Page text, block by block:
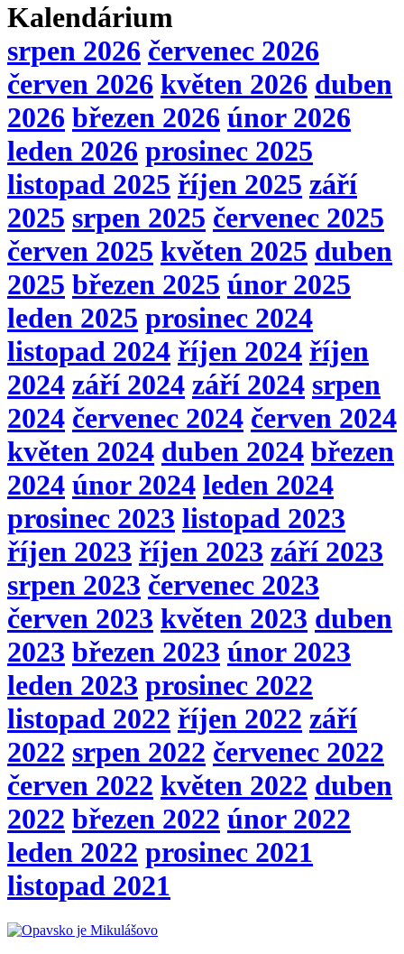
Kalendárium
srpen 2026 červenec 2026
červen 2026 květen 2026 duben
2026 březen 2026 únor 2026
leden 2026 prosinec 2025
listopad 2025 říjen 2025 září
2025 srpen 2025 červenec 2025
červen 2025 květen 2025 duben
2025 březen 2025 únor 2025
leden 2025 prosinec 2024
listopad 2024 říjen 2024 říjen
2024 září 2024 září 2024 srpen
2024 červenec 2024 červen 2024
květen 2024 duben 2024 březen
2024 únor 2024 leden 2024
prosinec 2023 listopad 2023
říjen 2023 říjen 2023 září 2023
srpen 2023 červenec 2023
červen 2023 květen 2023 duben
2023 březen 2023 únor 2023
leden 2023 prosinec 2022
listopad 2022 říjen 2022 září
2022 srpen 2022 červenec 2022
červen 2022 květen 2022 duben
2022 březen 2022 únor 2022
leden 2022 prosinec 2021
listopad 2021